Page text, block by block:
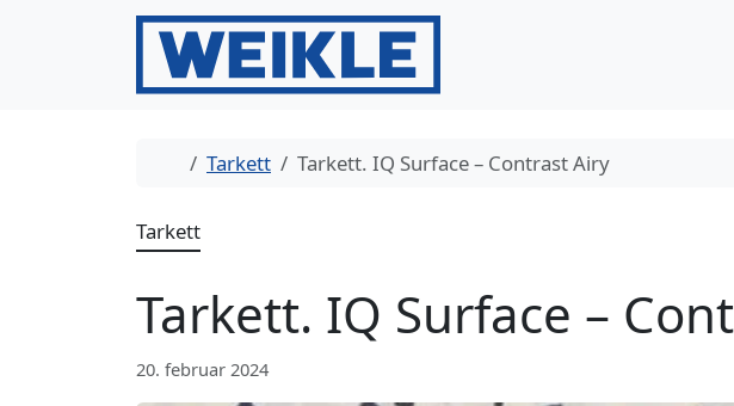
Gå til bunntekst
HjemTarkett Tarkett. IQ Surface – Contrast Airy
Tarkett
Tarkett. IQ Surface –
20. februar 2024